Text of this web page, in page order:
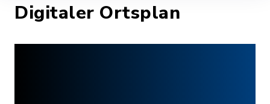
Digitaler Ortsplan